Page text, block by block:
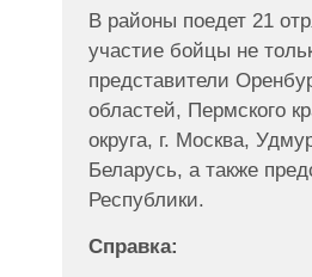
В районы поедет 21
участие бойцы не
представители
областей, Пермского
округа, г. Москва,
Беларусь, а также
Республики.
Справка: